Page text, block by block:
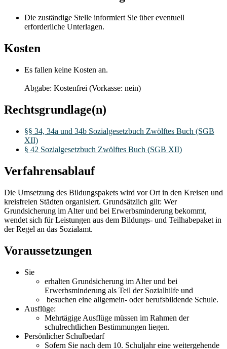
Die zuständige Stelle informiert Sie über eventuell
erforderliche Unterlagen.
Kosten
Es fallen keine Kosten an.
Abgabe: Kostenfrei (Vorkasse: nein)
Rechtsgrundlage(n)
§§ 34, 34a und 34b Sozialgesetzbuch Zwölftes Buch (SGB
XII)
§ 42 Sozialgesetzbuch Zwölftes Buch (SGB XII)
Verfahrensablauf
Die Umsetzung des Bildungspakets wird vor Ort in den Kreisen und
kreisfreien Städten organisiert. Grundsätzlich gilt: Wer
Grundsicherung im Alter und bei Erwerbsminderung bekommt,
wendet sich für Leistungen aus dem Bildungs- und Teilhabepaket in
der Regel an das Sozialamt.
Voraussetzungen
Sie
erhalten Grundsicherung im Alter und bei
Erwerbsminderung als Teil der Sozialhilfe und
besuchen eine allgemein- oder berufsbildende Schule.
Ausflüge:
Mehrtägige Ausflüge müssen im Rahmen der
schulrechtlichen Bestimmungen liegen.
Persönlicher Schulbedarf
Sofern Sie nach dem 10. Schuljahr eine weitergehende